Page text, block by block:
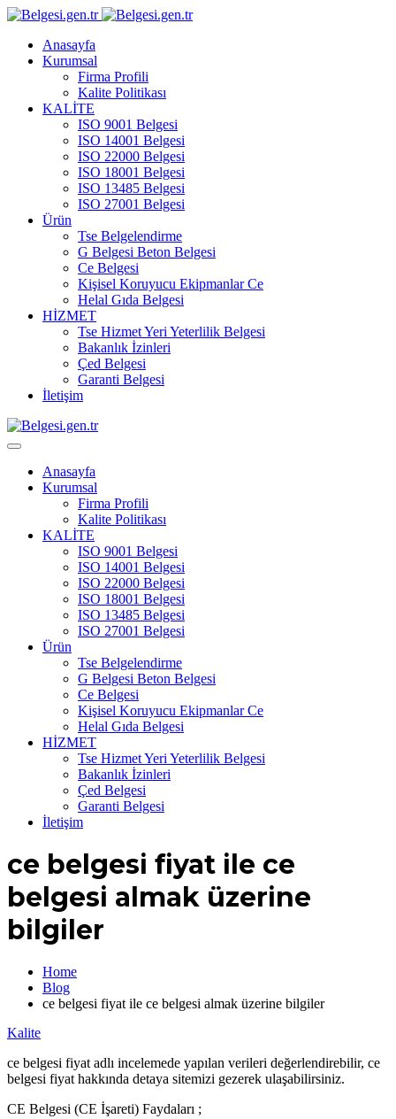
Anasayfa
Kurumsal
Firma Profili
Kalite Politikası
KALİTE
ISO 9001 Belgesi
ISO 14001 Belgesi
ISO 22000 Belgesi
ISO 18001 Belgesi
ISO 13485 Belgesi
ISO 27001 Belgesi
Ürün
Tse Belgelendirme
G Belgesi Beton Belgesi
Ce Belgesi
Kişisel Koruyucu Ekipmanlar Ce
Helal Gıda Belgesi
HİZMET
Tse Hizmet Yeri Yeterlilik Belgesi
Bakanlık İzinleri
Çed Belgesi
Garanti Belgesi
İletişim
Anasayfa
Kurumsal
Firma Profili
Kalite Politikası
KALİTE
ISO 9001 Belgesi
ISO 14001 Belgesi
ISO 22000 Belgesi
ISO 18001 Belgesi
ISO 13485 Belgesi
ISO 27001 Belgesi
Ürün
Tse Belgelendirme
G Belgesi Beton Belgesi
Ce Belgesi
Kişisel Koruyucu Ekipmanlar Ce
Helal Gıda Belgesi
HİZMET
Tse Hizmet Yeri Yeterlilik Belgesi
Bakanlık İzinleri
Çed Belgesi
Garanti Belgesi
İletişim
ce belgesi fiyat ile ce
belgesi almak üzerine
bilgiler
Home
Blog
ce belgesi fiyat ile ce belgesi almak üzerine bilgiler
Kalite
ce belgesi fiyat adlı incelemede yapılan verileri değerlendirebilir, ce
belgesi fiyat hakkında detaya sitemizi gezerek ulaşabilirsiniz.
CE Belgesi (CE İşareti) Faydaları ;